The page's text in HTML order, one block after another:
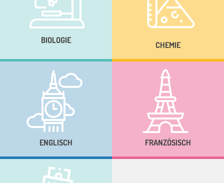
BIOLOGIE CHEMIE
ENGLISCH FRANZÖSISCH